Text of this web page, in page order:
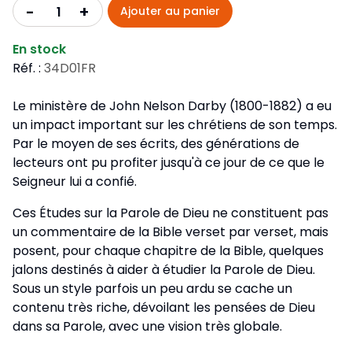
- + Ajouter au panier
En stock
Réf. : 34D01FR
Le ministère de John Nelson Darby (1800-1882) a eu
un impact important sur les chrétiens de son temps.
Par le moyen de ses écrits, des générations de
lecteurs ont pu profiter jusqu'à ce jour de ce que le
Seigneur lui a confié.
Ces Études sur la Parole de Dieu ne constituent pas
un commentaire de la Bible verset par verset, mais
posent, pour chaque chapitre de la Bible, quelques
jalons destinés à aider à étudier la Parole de Dieu.
Sous un style parfois un peu ardu se cache un
contenu très riche, dévoilant les pensées de Dieu
dans sa Parole, avec une vision très globale.